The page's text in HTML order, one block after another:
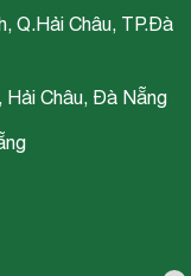
Q.Hải Châu, TP.Đà
Châu, Đà Nẵng